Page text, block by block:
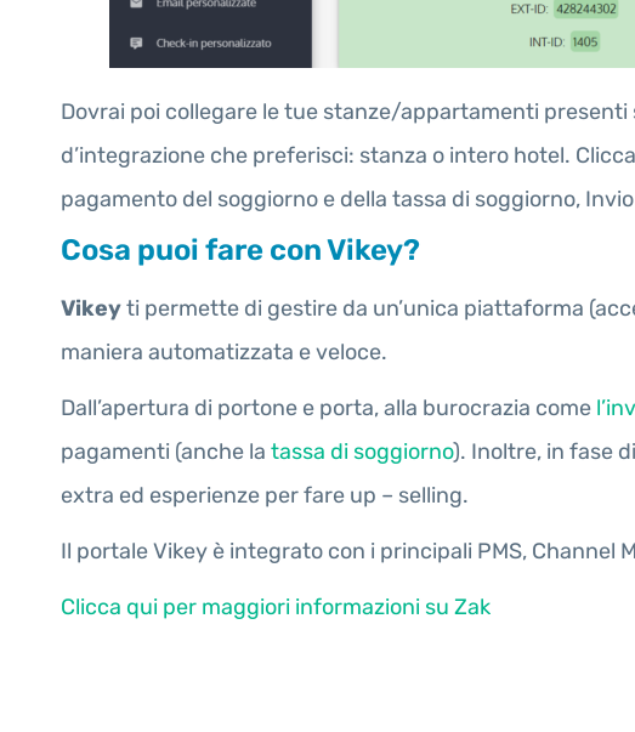
Dovrai poi collegare le tue stanze/appartamenti presenti
d’integrazione che preferisci: stanza o intero hotel.
pagamento del soggiorno e della tassa di soggiorno,
Cosa puoi fare con Vikey?
Vikeyti permette di gestire da un’unica piattaforma
maniera automatizzata e veloce.
Dall’apertura di portone e porta, alla burocrazia come
pagamenti (anche la tassa di soggiorno). Inoltre, in fase
extra ed esperienze per fare up – selling.
Il portale Vikey è integrato con i principali PMS, Channel
Clicca qui per maggiori informazioni su Zak